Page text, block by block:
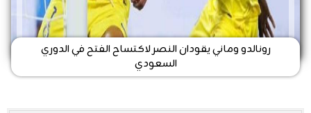
رونالدو وماني يقودان النصر لاكتساح الفتح في الدوري
السعودي